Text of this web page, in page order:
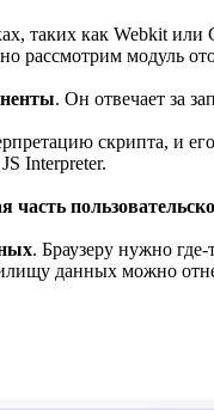
таких как Webkit
рассмотрим модуль
. Он отвечает за
скрипта, и
Interpreter.
часть
. Браузеру нужно
данных можно